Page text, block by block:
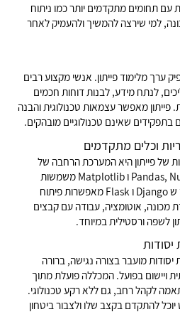
עם תחומים מתקדמים יותר כמו ניתוח
למי שירצה להמשיך ולהעמיק לאחר
ערך מלימוד פייתון. אנשי מקצוע רבים
לנתח מידע, לבנות דוחות חכמים
פייתון מאפשר עצמאות טכנולוגית והבנה
שאינם טכנולוגיים מובהקים.
וכלים מתקדמים
של פייתון היא המערכת הרחבה של
ספריות וכלים. ספריות כמו Pandas, NumPy ו Matplotlib משמשות
לניתוח נתונים וויזואליזציה, בעוד ש Django ו Flask מאפשרות פיתוח
מכונה, אוטומציה, עבודה עם קבצים
לשפה ורסטילית במיוחד.
מועבר בצורה נגישה, ברורה
ויישום בפועל. המכללה פועלת מתוך
לקהל רחב, גם ללא רקע טכנולוגי.
להתקדם בקצב שלו ולצבור ביטחון